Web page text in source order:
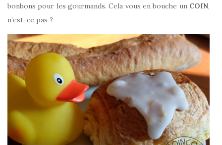
bonbons pour les gourmands. Cela vous en bouche un COIN,
n’est-ce pas ?